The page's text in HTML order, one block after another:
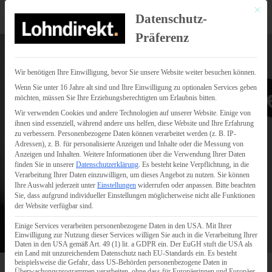
Mit
Datenschutz-
Präferenz
Wir benötigen Ihre Einwilligung, bevor Sie unsere Website weiter besuchen können.
Wenn Sie unter 16 Jahre alt sind und Ihre Einwilligung zu optionalen Services geben
möchten, müssen Sie Ihre Erziehungsberechtigten um Erlaubnis bitten.
Wir verwenden Cookies und andere Technologien auf unserer Website. Einige von
ihnen sind essenziell, während andere uns helfen, diese Website und Ihre Erfahrung
zu verbessern. Personenbezogene Daten können verarbeitet werden (z. B. IP-
Adressen), z. B. für personalisierte Anzeigen und Inhalte oder die Messung von
Anzeigen und Inhalten. Weitere Informationen über die Verwendung Ihrer Daten
finden Sie in unserer Datenschutzerklärung. Es besteht keine Verpflichtung, in die
Verarbeitung Ihrer Daten einzuwilligen, um dieses Angebot zu nutzen. Sie können
Ihre Auswahl jederzeit unter Einstellungen widerrufen oder anpassen. Bitte beachten
Sie, dass aufgrund individueller Einstellungen möglicherweise nicht alle Funktionen
der Website verfügbar sind.
Einige Services verarbeiten personenbezogene Daten in den USA. Mit Ihrer
Einwilligung zur Nutzung dieser Services willigen Sie auch in die Verarbeitung Ihrer
Daten in den USA gemäß Art. 49 (1) lit. a GDPR ein. Der EuGH stuft die USA als
ein Land mit unzureichendem Datenschutz nach EU-Standards ein. Es besteht
beispielsweise die Gefahr, dass US-Behörden personenbezogene Daten in